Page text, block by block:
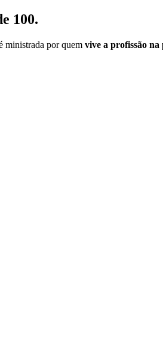
100.
ministrada por quem vive a profissão na